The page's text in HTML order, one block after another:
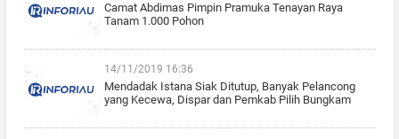
Camat Abdimas Pimpin Pramuka Tenayan Raya
Tanam 1.000 Pohon
14/11/2019 16:36
Mendadak Istana Siak Ditutup, Banyak Pelancong
yang Kecewa, Dispar dan Pemkab Pilih Bungkam